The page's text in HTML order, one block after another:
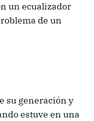
un ecualizador
de un
su generación y
estuve en una